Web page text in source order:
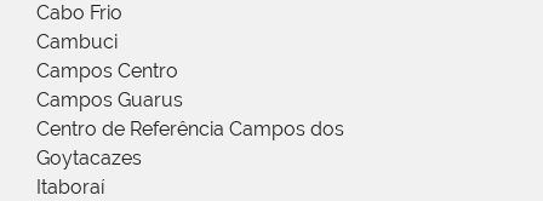
Cabo Frio
Cambuci
Campos Centro
Campos Guarus
Centro de Referência Campos dos
Goytacazes
Itaboraí